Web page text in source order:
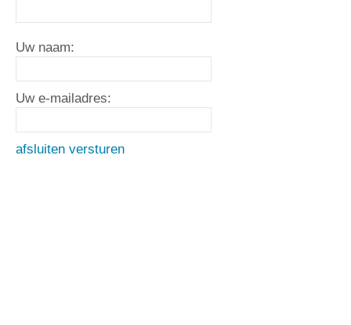
Uw naam:
Uw e-mailadres:
afsluiten versturen